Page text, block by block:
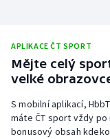
Rychlostní
Short track
APLIKACE ČT SPORT
Mějte celý
velké
S mobilní aplikací,
máte ČT sport vždy
bonusový obsah